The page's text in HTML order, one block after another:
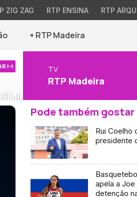
ZIG ZAG RTP ENSINA RTP
+ RTP Madeira
TV
RTP Madeira
Pode também gostar
Rui Coelho
presidente
apela a Joe
detenção